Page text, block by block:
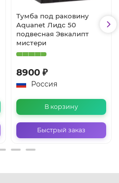
Тумба под раковину
Aquanet Лидс 50
подвесная Эвкалипт
мистери
8900 ₽
Россия
В корзину
Быстрый заказ